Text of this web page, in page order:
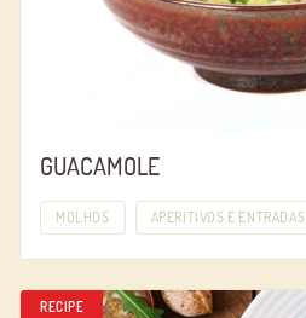
GUACAMOLE
MOLHOS APERITIVOS E ENTRADAS
RECIPE